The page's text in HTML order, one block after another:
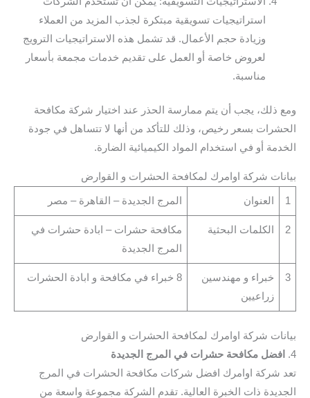
استراتيجيات تسويقية مبتكرة لجذب المزيد من العملاء
وزيادة حجم الأعمال. قد تشمل هذه الاستراتيجيات الترويج
لعروض خاصة أو العمل على تقديم خدمات مجمعة بأسعار
مناسبة.
ومع ذلك، يجب أن يتم ممارسة الحذر عند اختيار شركة مكافحة
الحشرات بسعر رخيص، وذلك للتأكد من أنها لا تتساهل في جودة
الخدمة أو في استخدام المواد الكيميائية الضارة.
بيانات شركة اوامرك لمكافحة الحشرات و القوارض
1 العنوان المرج الجديدة – القاهرة – مصر
2 الكلمات البحثية
مكافحة حشرات – ابادة حشرات في
المرج الجديدة
3
خبراء و مهندسين
زراعيين
8 خبراء في مكافحة و ابادة الحشرات
بيانات شركة اوامرك لمكافحة الحشرات و القوارض
4.
افضل مكافحة حشرات في المرج الجديدة
تعد شركة اوامرك افضل شركات مكافحة الحشرات في المرج
الجديدة ذات الخبرة العالية. تقدم الشركة مجموعة واسعة من